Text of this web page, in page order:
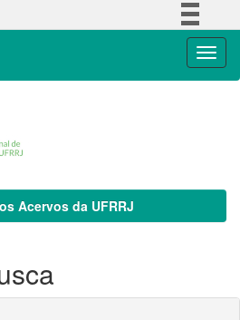
Acervos da UFRRJ